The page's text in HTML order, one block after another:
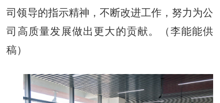
司领导的指示精神，不断改进工作，努力为公
司高质量发展做出更大的贡献。（李能能供
稿）